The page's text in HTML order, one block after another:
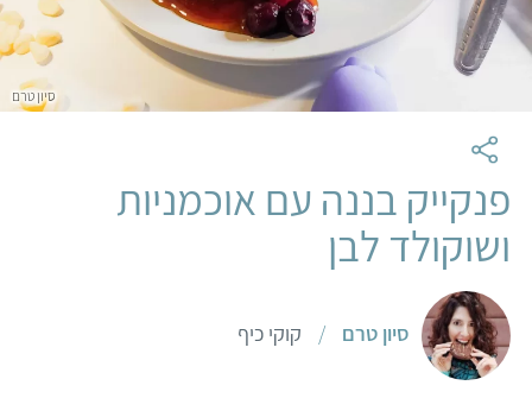
סיון טרם
פנקייק בננה עם אוכמניות
ושוקולד לבן
סיון טרם / קוקי כיף